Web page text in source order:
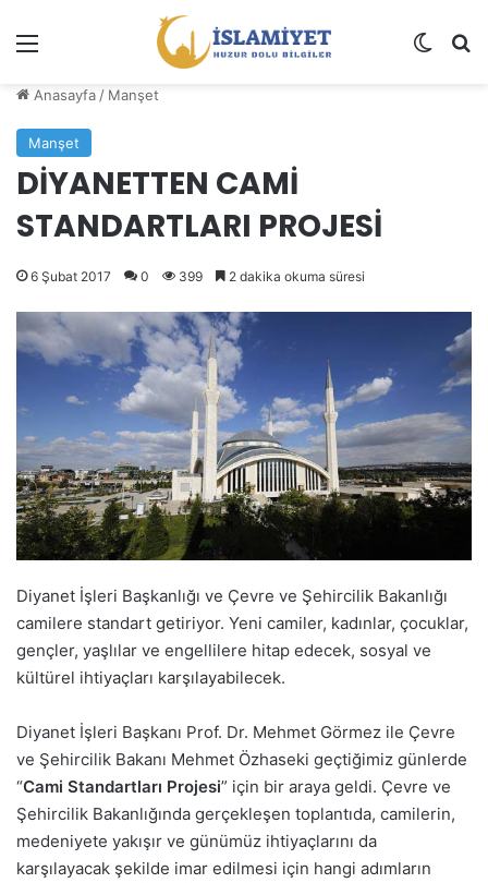
Dış
Anasayfa / Manşet
Manşet
DİYANETTEN CAMİ
STANDARTLARI PROJESİ
6 Şubat 2017 0 399 2 dakika okuma süresi
Diyanet İşleri Başkanlığı ve Çevre ve Şehircilik Bakanlığı
camilere standart getiriyor. Yeni camiler, kadınlar, çocuklar,
gençler, yaşlılar ve engellilere hitap edecek, sosyal ve
kültürel ihtiyaçları karşılayabilecek.
Diyanet İşleri Başkanı Prof. Dr. Mehmet Görmez ile Çevre
ve Şehircilik Bakanı Mehmet Özhaseki geçtiğimiz günlerde
“Cami Standartları Projesi” için bir araya geldi. Çevre ve
Şehircilik Bakanlığında gerçekleşen toplantıda, camilerin,
medeniyete yakışır ve günümüz ihtiyaçlarını da
karşılayacak şekilde imar edilmesi için hangi adımların